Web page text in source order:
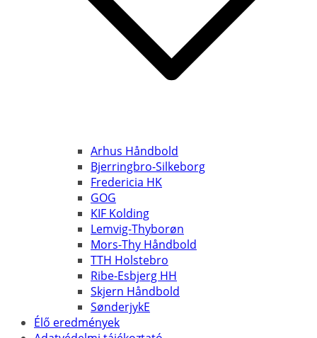
Arhus Håndbold
Bjerringbro-Silkeborg
Fredericia HK
GOG
KIF Kolding
Lemvig-Thyborøn
Mors-Thy Håndbold
TTH Holstebro
Ribe-Esbjerg HH
Skjern Håndbold
SønderjykE
Élő eredmények